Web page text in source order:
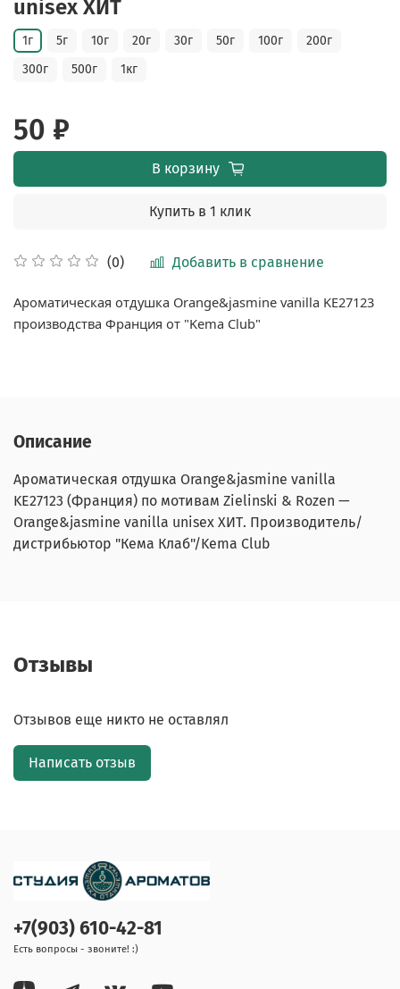
unisex ХИТ
(0) Добавить в сравнение
1г 5г 10г 20г 30г 50г 100г
200г
300г
500г 1кг
50 ₽
В корзину
Купить в 1 клик
Ароматическая отдушка Orange&jasmine vanilla KE27123
производства Франция от "Kema Club"
Описание
Ароматическая отдушка Orange&jasmine vanilla
KE27123 (Франция) по мотивам Zielinski & Rozen —
Orange&jasmine vanilla unisex ХИТ. Производитель/
дистрибьютор "Кема Клаб"/Kema Club
Отзывы
Отзывов еще никто не оставлял
Написать отзыв
+7(903) 610-42-81
Есть вопросы - звоните! :)